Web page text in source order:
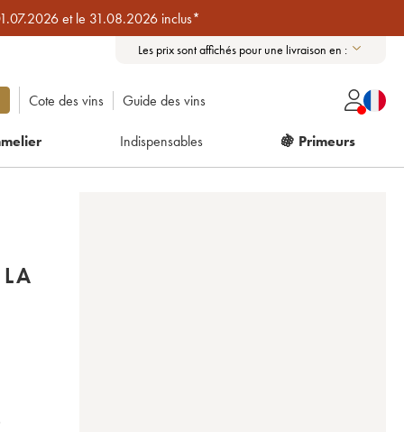
et le 31.08.2026 inclus*
Les prix sont affichés pour une livraison en :
Cote des vins Guide des vins
Indispensables 🍇 Primeurs